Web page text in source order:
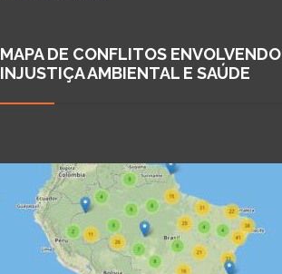
MAPA DE CONFLITOS ENVOLVENDO
INJUSTIÇA AMBIENTAL E SAÚDE